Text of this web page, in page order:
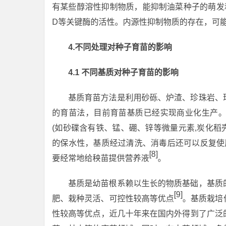
有某些醇溶性抑制物质，能抑制油菜种子的萌
D等关键酶的活性。内源性抑制物质的存在，可
4.不同处理对种子育苗的影响
4.1 不同基质对种子育苗的影响
基质育苗方法是利用砂砾、炉渣、珍珠岩
的育苗法，目前育苗基质已经实现商业化生产
(如砂碟含有铁、锰、硼、锌等微量元素,炭化
的保水性，基质经过清洗、消毒后还可以反复
要经常地给秧苗提供营养液[8]。
基质是幼苗根系赖以生长的物质基础，基
肥、栽种灵活、可控性较高等优点[9]。基质栽培
性较高等优点，近几十年来在国内外得到了广